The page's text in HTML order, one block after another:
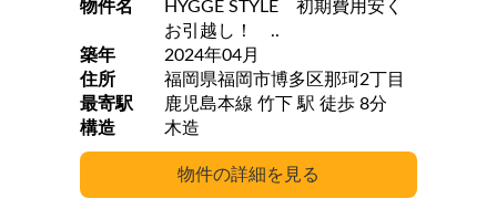
物件名
HYGGE STYLE 初期費用安く
お引越し！ ..
築年
2024年04月
住所
福岡県福岡市博多区那珂2丁目
最寄駅
鹿児島本線 竹下 駅 徒歩 8分
構造
木造